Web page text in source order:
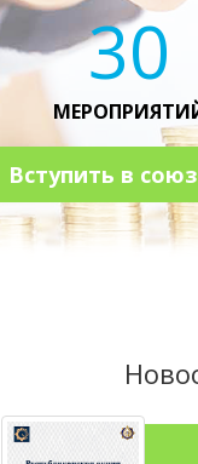
30
Вступить в союз